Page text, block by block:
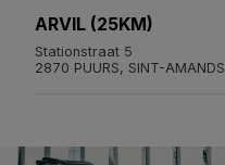
ARVIL (25KM)
Stationstraat 5
2870 PUURS, SINT-AMANDS